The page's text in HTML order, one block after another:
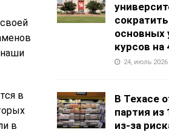
в
в
основных
курсов на
24, июль 2026
В Техасе
партия из
из-за